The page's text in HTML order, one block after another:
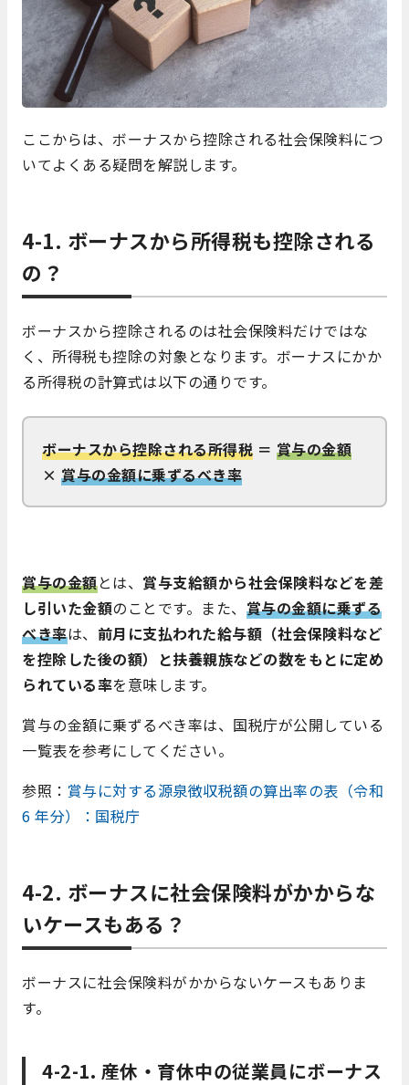
ここからは、ボーナスから控除される社会保険料につ
いてよくある疑問を解説します。
4-1. ボーナスから所得税も控除される
の？
ボーナスから控除されるのは社会保険料だけではな
く、所得税も控除の対象となります。ボーナスにかか
る所得税の計算式は以下の通りです。
ボーナスから控除される所得税 ＝ 賞与の金額
× 賞与の金額に乗ずるべき率
賞与の金額とは、 賞与支給額から社会保険料などを差
し引いた金額のことです。また、 賞与の金額に乗ずる
べき率は、 前月に支払われた給与額（社会保険料など
を控除した後の額）と扶養親族などの数をもとに定め
られている率を意味します。
賞与の金額に乗ずるべき率は、国税庁が公開している
一覧表を参考にしてください。
参照： 賞与に対する源泉徴収税額の算出率の表（令和
6 年分）：国税庁
4-2. ボーナスに社会保険料がかからな
いケースもある？
ボーナスに社会保険料がかからないケースもありま
す。
4-2-1. 産休・育休中の従業員にボーナス